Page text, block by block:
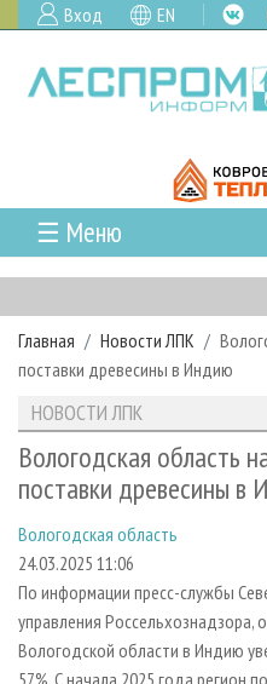
Вход EN
☰ Меню
ГЛАВНАЯ
РУБРИКИ И ТЕМЫ
РУБРИКИ ЖУРНАЛА
ЛЕСОЗАГОТОВКА
ЛЕСОПИЛЕНИЕ
СУШКА ДРЕВЕСИНЫ
ПРОИЗВОДСТВО
ДЕРЕВЯННОЕ
НОВОСТИ
НОВОСТИ ЛПК
НОВОСТИ ЖУРНАЛА
ПРОЕКТЫ ЛПИ
АНАЛИТИКА
ПРЕДПРИЯТИЯ ЛПК
ПЕРСОНЫ
МОБИЛЬНЫЕ ВЫСТАВКИ
ОФИЦИАЛЬНЫЕ ДЕЛЕГАЦИИ
АРХИВ ЖУРНАЛОВ
О ЖУРНАЛЕ
ПОДПИСКА
КОНТАКТЫ
РЕКЛАМОДАТЕЛЯМ
РЕКЛАМА
РЕКЛАМА НА САЙТЕ
Главная Новости ЛПК
поставки древесины в Индию
НОВОСТИ ЛПК
Вологодская область
поставки древесины в
Вологодская область
24.03.2025 11:06
По информации пресс-службы
управления Россельхознадзора,
Вологодской области в Индию
57%. С начала 2025 года регион